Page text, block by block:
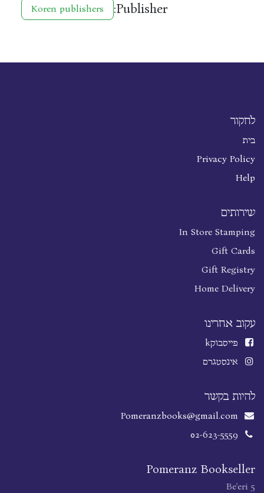
Publisher:
Koren publishers
לחקור
בית
Privacy Policy
Help
שירותים
In Store Stamping
Gift Cards
Gift Registry
Home Delivery
עקוב אחרינו
פייסבוקk
אינסטגרם
להיות בקשר
Pomeranzbooks@gmail.com
02-623-5559
Pomeranz Bookseller
Be'eri 5